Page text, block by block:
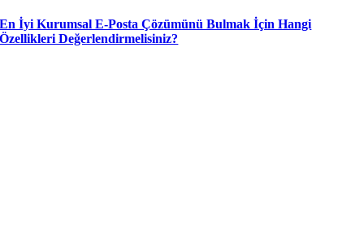
En İyi Kurumsal E-Posta Çözümünü Bulmak İçin Hangi
Özellikleri Değerlendirmelisiniz?